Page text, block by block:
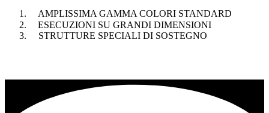
AMPLISSIMA GAMMA COLORI STANDARD
ESECUZIONI SU GRANDI DIMENSIONI
STRUTTURE SPECIALI DI SOSTEGNO